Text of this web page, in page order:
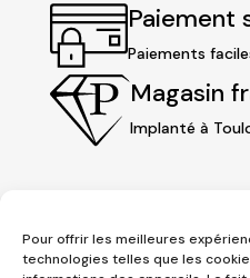
Pour offrir les meilleures
technologies telles que les
Paiement
Paiements
Magasin
Implanté à